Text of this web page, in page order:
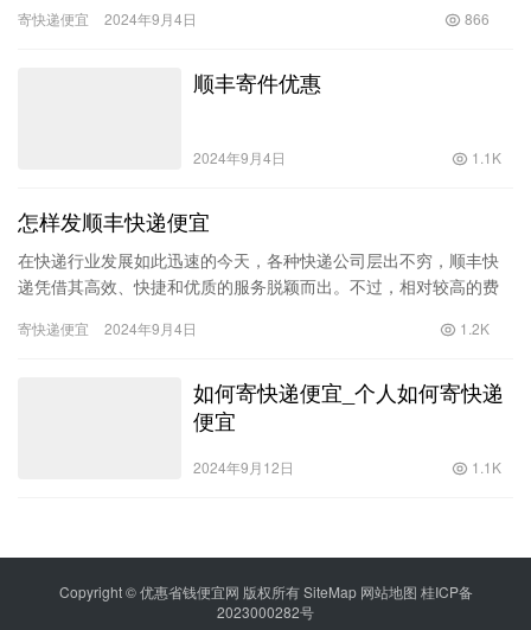
目，价格…
寄快递便宜 2024年9月4日 866
顺丰寄件优惠
2024年9月4日 1.1K
怎样发顺丰快递便宜
在快递行业发展如此迅速的今天，各种快递公司层出不穷，顺丰快
递凭借其高效、快捷和优质的服务脱颖而出。不过，相对较高的费
量的同…
寄快递便宜 2024年9月4日 1.2K
如何寄快递便宜_个人如何寄快递
便宜
2024年9月12日 1.1K
Copyright © 优惠省钱便宜网 版权所有SiteMap 网站地图 桂ICP备
2023000282号